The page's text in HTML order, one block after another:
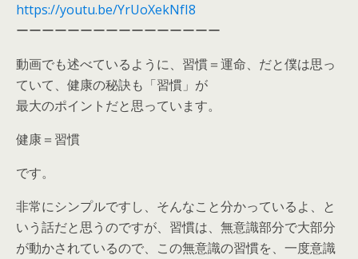
https://youtu.be/YrUoXekNfI8
ーーーーーーーーーーーーーーーー
動画でも述べているように、習慣＝運命、だと僕は思っ
ていて、健康の秘訣も「習慣」が
最大のポイントだと思っています。
健康＝習慣
です。
非常にシンプルですし、そんなこと分かっているよ、と
いう話だと思うのですが、習慣は、無意識部分で大部分
が動かされているので、この無意識の習慣を、一度意識